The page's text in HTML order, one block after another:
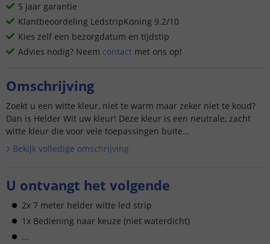
5 jaar garantie
Klantbeoordeling LedstripKoning 9.2/10
Kies zelf een bezorgdatum en tijdstip
Advies nodig? Neem contact met ons op!
Omschrijving
Zoekt u een witte kleur, niet te warm maar zeker niet te koud?
Dan is Helder Wit uw kleur! Deze kleur is een neutrale, zacht
witte kleur die voor vele toepassingen buite...
Bekijk volledige omschrijving
U ontvangt het volgende
2x 7 meter helder witte led strip
1x Bediening naar keuze (niet waterdicht)
...